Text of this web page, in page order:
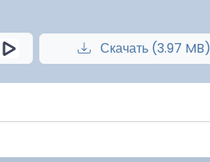
Скачать (3.97 MB)